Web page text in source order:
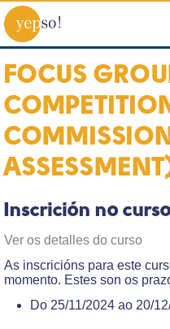
FOCUS
Inscrición no
Ver os detalles do curso
As inscricións para este
momento. Estes son os
Do 25/11/2024 ao 20/